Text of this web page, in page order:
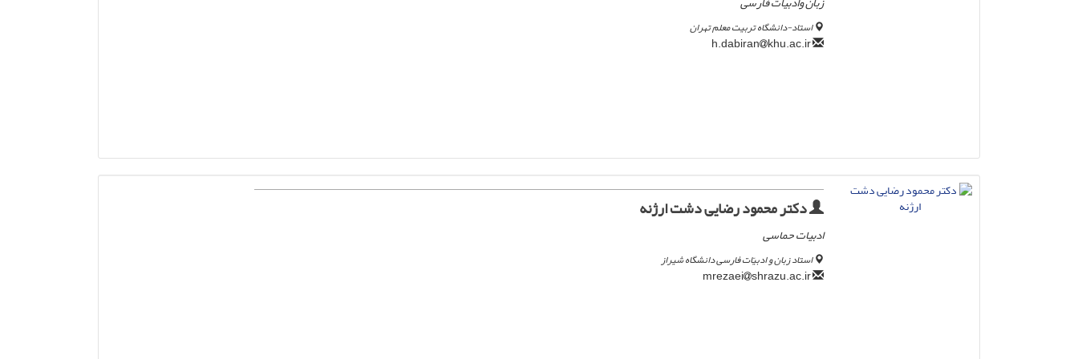
استاد-دانشگاه تربیت معلم تهران
khu.ac.ir
دکتر محمود رضایی دشت ارژنه
ادبیات حماسی
استاد زبان و ادبیّات فارسی دانشگاه شیراز
shrazu.ac.ir